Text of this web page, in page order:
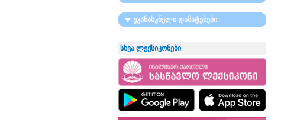
უკანასკნელი დამატებები
სხვა ლექსიკონები